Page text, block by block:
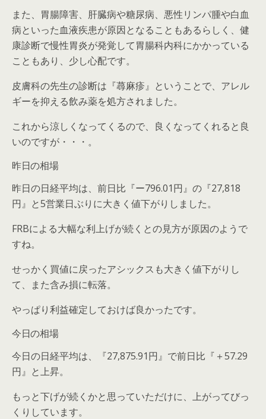
また、胃腸障害、肝臓病や糖尿病、悪性リンパ腫や白血
病といった血液疾患が原因となることもあるらしく、健
康診断で慢性胃炎が発覚して胃腸科内科にかかっている
こともあり、少し心配です。
皮膚科の先生の診断は『蕁麻疹』ということで、アレル
ギーを抑える飲み薬を処方されました。
これから涼しくなってくるので、良くなってくれると良
いのですが・・・。
昨日の相場
昨日の日経平均は、前日比『ー796.01円』の『27,818
円』と5営業日ぶりに大きく値下がりしました。
FRBによる大幅な利上げが続くとの見方が原因のようで
すね。
せっかく買値に戻ったアシックスも大きく値下がりし
て、また含み損に転落。
やっぱり利益確定しておけば良かったです。
今日の相場
今日の日経平均は、『27,875.91円』で前日比『＋57.29
円』と上昇。
もっと下げが続くかと思っていただけに、上がってびっ
くりしています。